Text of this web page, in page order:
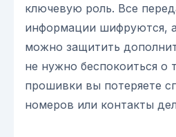
ключевую роль. Все
информации шифруются,
можно защитить
не нужно беспокоиться о
прошивки вы потеряете
номеров или контакты